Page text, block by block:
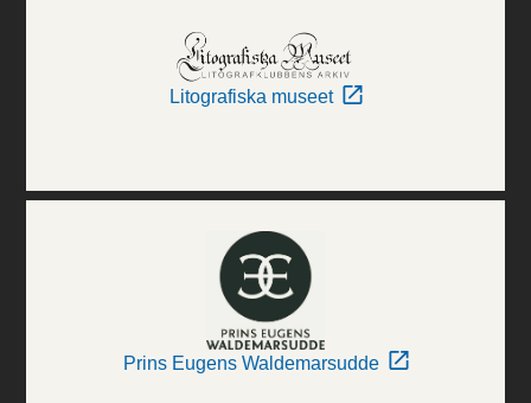
Litografiska museet
Prins Eugens Waldemarsudde